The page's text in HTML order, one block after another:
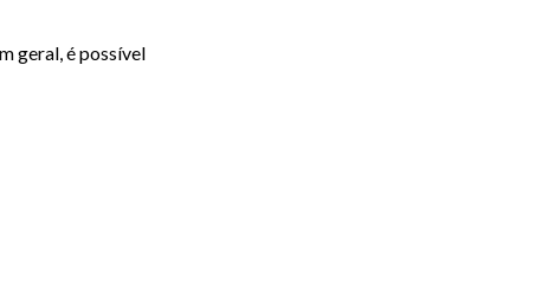
geral, é possível